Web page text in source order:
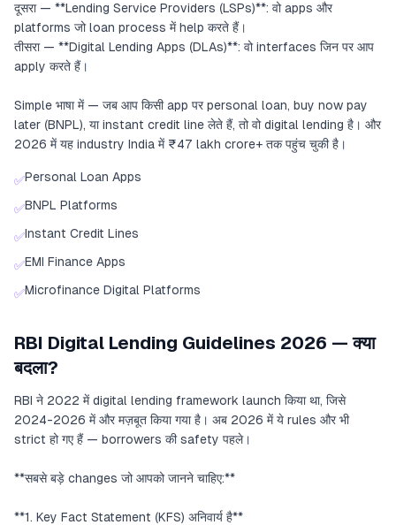
दूसरा — **Lending Service Providers (LSPs)**: वो apps और
platforms जो loan process में help करते हैं।
तीसरा — **Digital Lending Apps (DLAs)**: वो interfaces जिन पर आप
apply करते हैं।
Simple भाषा में — जब आप किसी app पर personal loan, buy now pay
later (BNPL), या instant credit line लेते हैं, तो वो digital lending है। और
2026 में यह industry India में ₹47 lakh crore+ तक पहुंच चुकी है।
✅Personal Loan Apps
✅BNPL Platforms
✅Instant Credit Lines
✅EMI Finance Apps
✅Microfinance Digital Platforms
RBI Digital Lending Guidelines 2026 — क्या
बदला?
RBI ने 2022 में digital lending framework launch किया था, जिसे
2024-2026 में और मज़बूत किया गया है। अब 2026 में ये rules और भी
strict हो गए हैं — borrowers की safety पहले।
**सबसे बड़े changes जो आपको जानने चाहिए:**
**1. Key Fact Statement (KFS) अनिवार्य है**